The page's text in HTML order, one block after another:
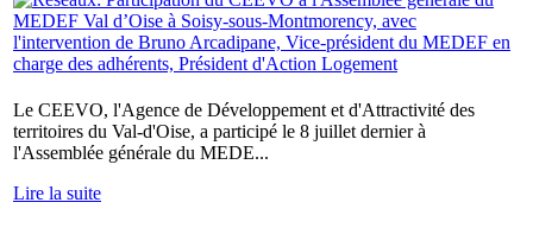
Le CEEVO, l'Agence de Développement et d'Attractivité des
territoires du Val-d'Oise, a participé le 8 juillet dernier à
l'Assemblée générale du MEDE...
Lire la suite